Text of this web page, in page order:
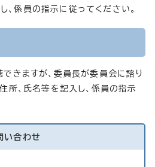
、係員の指示に従ってください。
きますが、委員長が委員会に諮り
所、氏名等を記入し、係員の指示
い合わせ